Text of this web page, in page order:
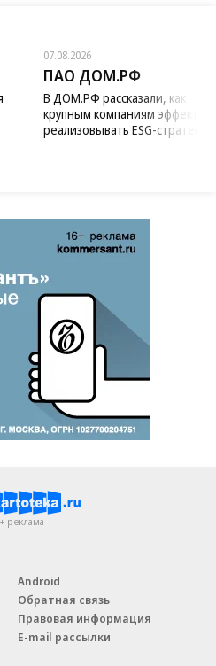
07.08.2026
ПАО ДОМ.РФ
В ДОМ.РФ рассказали, как
крупным компаниям
реализовывать ESG-стратегию
реклама
Android
Обратная связь
Правовая информация
E-mail рассылки